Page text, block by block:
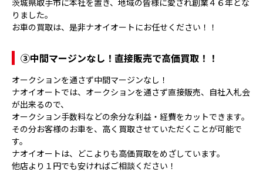
りました。
お車の買取は、是非ナオイオートにお任せください！！
③中間マージンなし！直接販売で高価買取！！
オークションを通さず中間マージンなし！
ナオイオートでは、オークションを通さず直接販売、自社入札会
が出来るので、
オークション手数料などの余分な利益・経費をカットできます。
その分お客様のお車を、高く買取させていただくことが可能で
す。
ナオイオートは、どこよりも高価買取をめざしています。
他店より１円でも安ければご相談ください！